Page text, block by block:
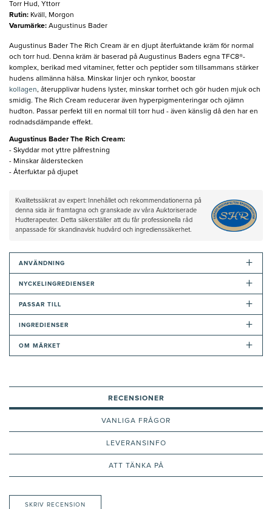
Torr Hud, Yttorr
Rutin: Kväll, Morgon
Varumärke: Augustinus Bader
Augustinus Bader The Rich Cream är en djupt återfuktande kräm för normal
och torr hud. Denna kräm är baserad på Augustinus Baders egna TFC8®-
komplex, berikad med vitaminer, fetter och peptider som tillsammans stärker
hudens allmänna hälsa. Minskar linjer och rynkor, boostar
kollagen, återupplivar hudens lyster, minskar torrhet och gör huden mjuk och
smidig. The Rich Cream reducerar även hyperpigmenteringar och ojämn
hudton. Passar perfekt till en normal till torr hud - även känslig då den har en
rodnadsdämpande effekt.
Augustinus Bader The Rich Cream:
- Skyddar mot yttre påfrestning
- Minskar ålderstecken
- Återfuktar på djupet
Kvalitetssäkrat av expert: Innehållet och rekommendationerna på
denna sida är framtagna och granskade av våra Auktoriserade
Hudterapeuter. Detta säkerställer att du får professionella råd
anpassade för skandinavisk hudvård och ingredienssäkerhet.
ANVÄNDNING +
NYCKELINGREDIENSER +
PASSAR TILL +
INGREDIENSER +
OM MÄRKET +
RECENSIONER
VANLIGA FRÅGOR
LEVERANSINFO
ATT TÄNKA PÅ
SKRIV RECENSION